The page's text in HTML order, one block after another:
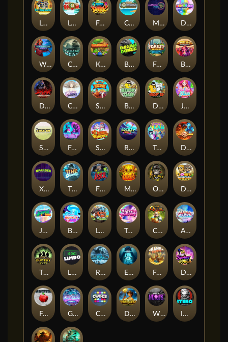
Le Pharaoh Let It Snow Fear the Dark Cash Compass Miami Multiplier Double Rainbow
Warrior Ways Cursed Seas King Carrot Break Bones Forest Fortune Buffalo Stack'n'Sync
Dark Summoning Cloud Princess Shaolin Master Book of Time Drop'em Jelly Slice
Stick'em Feel The Beat Snow Slingers Rocket Reels Twisted Lab Dragon’s Domain
Xpander Time Spinners Fire My Laser Mighty Masks Outlasw Inc Donut Division
Joker Bombs BOUNCY BOMBS Le Viking Tasty Treats Cash Quest Alpha Eagle
The Bowery Boys Limbo Rise of Ymir Evil Eyes Frank's Farm DONNY DOUGH
Frutz Gronk's Gems Cubes Dawn of Kings Wings of Horus ITERO